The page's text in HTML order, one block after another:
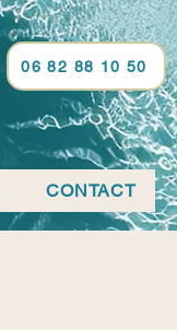
CONTACT
06 82 88 10 50